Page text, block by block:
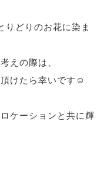
りどりのお花に染ま
えの際は、
けたら幸いです☺️
ケーションと共に輝